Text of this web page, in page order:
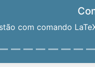
com comando